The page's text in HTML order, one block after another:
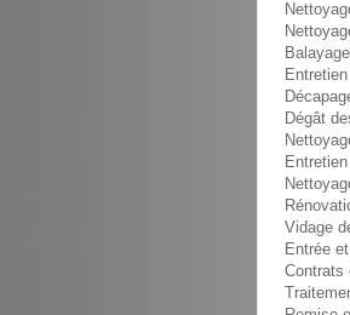
Dégât
Vidage
Entrée
Contrats